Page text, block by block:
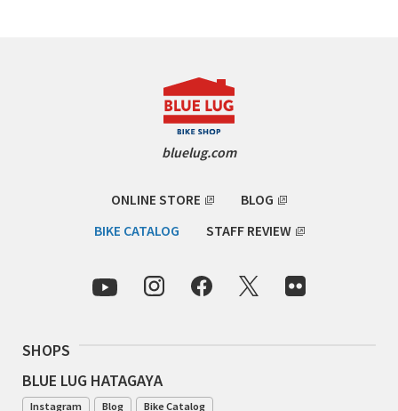
SALSA CYCLES
SPEEDVAGEN
TANGLEFOOT
bluelug.com
ONLINE STORE
BLOG
BIKE CATALOG
STAFF REVIEW
SHOPS
BLUE LUG HATAGAYA
Instagram Blog Bike Catalog